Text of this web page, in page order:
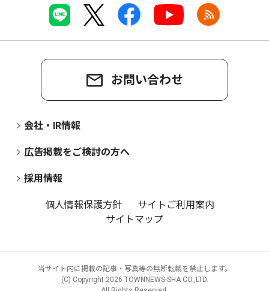
お問い合わせ
会社・IR情報
広告掲載をご検討の方へ
採用情報
個人情報保護方針
サイトご利用案内
サイトマップ
当サイト内に掲載の記事・写真等の無断転載を禁止します。
(C) Copyright 2026 TOWNNEWS-SHA CO.,LTD.